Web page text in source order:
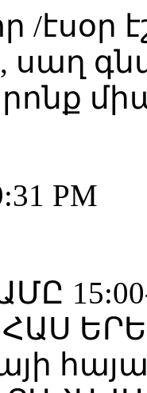
էսօր
PM